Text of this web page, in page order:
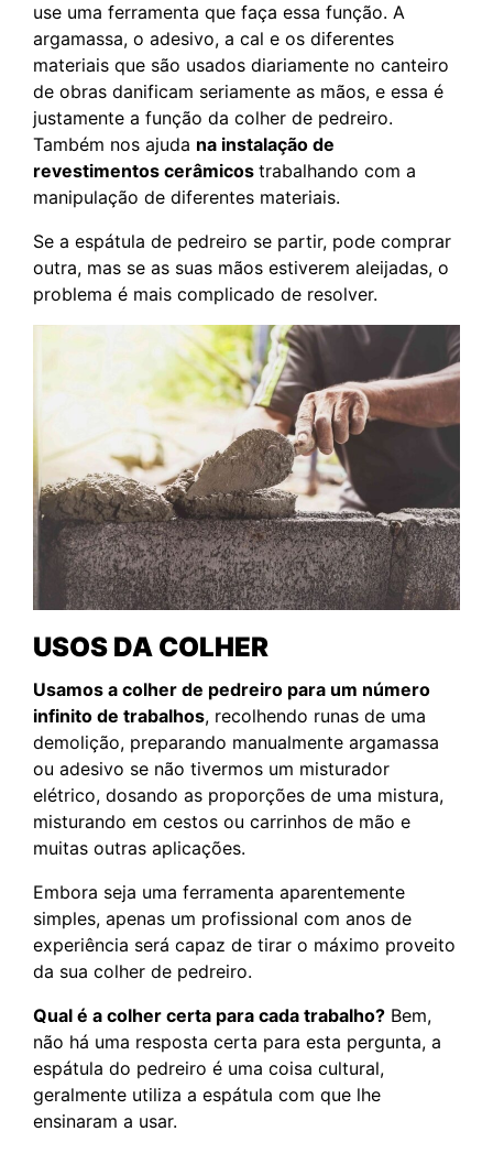
use uma ferramenta que faça essa função. A
argamassa, o adesivo, a cal e os diferentes
materiais que são usados diariamente no canteiro
de obras danificam seriamente as mãos, e essa é
justamente a função da colher de pedreiro.
Também nos ajuda na instalação de
revestimentos cerâmicos trabalhando com a
manipulação de diferentes materiais.
Se a espátula de pedreiro se partir, pode comprar
outra, mas se as suas mãos estiverem aleijadas, o
problema é mais complicado de resolver.
USOS DA COLHER
Usamos a colher de pedreiro para um número
infinito de trabalhos, recolhendo runas de uma
demolição, preparando manualmente argamassa
ou adesivo se não tivermos um misturador
elétrico, dosando as proporções de uma mistura,
misturando em cestos ou carrinhos de mão e
muitas outras aplicações.
Embora seja uma ferramenta aparentemente
simples, apenas um profissional com anos de
experiência será capaz de tirar o máximo proveito
da sua colher de pedreiro.
Qual é a colher certa para cada trabalho? Bem,
não há uma resposta certa para esta pergunta, a
espátula do pedreiro é uma coisa cultural,
geralmente utiliza a espátula com que lhe
ensinaram a usar.